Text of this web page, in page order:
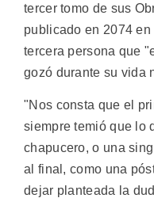
tercer tomo de sus
publicado en 2074
tercera persona que
gozó durante su vida
"Nos consta que el
siempre temió que lo
chapucero, o una
al final, como una
dejar planteada la